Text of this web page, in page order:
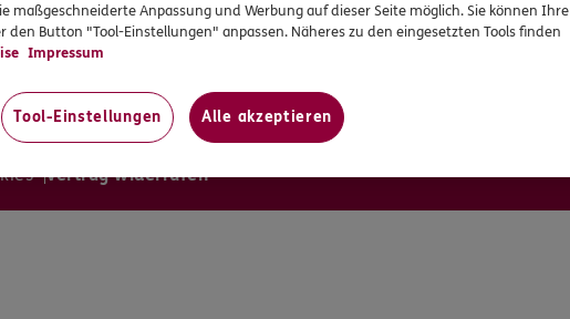
Vertrag widerrufen
maßgeschneiderte Anpassung und Werbung auf dieser Seite möglich. Sie können Ihre
den Button "Tool-Einstellungen" anpassen. Näheres zu den eingesetzten Tools finden
Impressum
Tool-Einstellungen Alle akzeptieren